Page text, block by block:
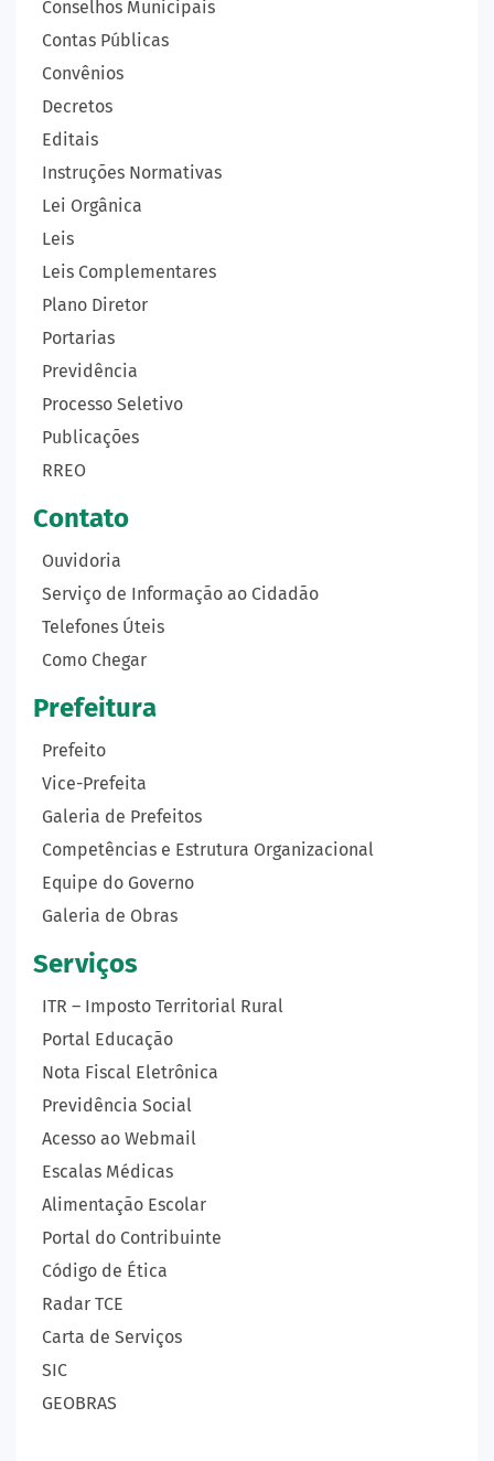
Conselhos Municipais
Contas Públicas
Convênios
Decretos
Editais
Instruções Normativas
Lei Orgânica
Leis
Leis Complementares
Plano Diretor
Portarias
Previdência
Processo Seletivo
Publicações
RREO
Contato
Ouvidoria
Serviço de Informação ao Cidadão
Telefones Úteis
Como Chegar
Prefeitura
Prefeito
Vice-Prefeita
Galeria de Prefeitos
Competências e Estrutura Organizacional
Equipe do Governo
Galeria de Obras
Serviços
ITR – Imposto Territorial Rural
Portal Educação
Nota Fiscal Eletrônica
Previdência Social
Acesso ao Webmail
Escalas Médicas
Alimentação Escolar
Portal do Contribuinte
Código de Ética
Radar TCE
Carta de Serviços
SIC
GEOBRAS